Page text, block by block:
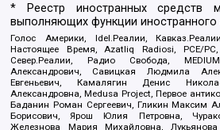
* Реестр иностранных средств
выполняющих функции иностранного
Голос Америки, Idel.Реалии,
Настоящее Время, Azatliq Radiosi, PCE/PC,
Север.Реалии, Радио Свобода,
Александрович, Савицкая Людмила
Евгеньевич, Камалягин Денис
Александровна, Medusa Project, Первое
Баданин Роман Сергеевич, Гликин Максим
Борисович, Ярош Юлия Петровна,
Железнова Мария Михайловна,